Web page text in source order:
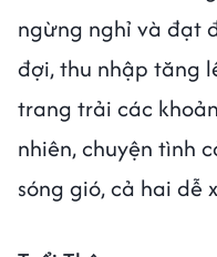
ngừng nghỉ và đạt
đợi, thu nhập tăng
trang trải các
nhiên, chuyện tình
sóng gió, cả hai dễ